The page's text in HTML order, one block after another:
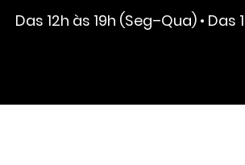
Das 12h às 19h (Seg–Qua) • Das